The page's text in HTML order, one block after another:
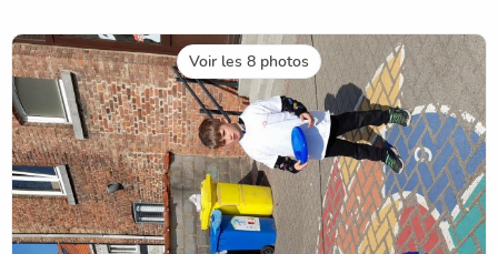
Voir les 8 photos